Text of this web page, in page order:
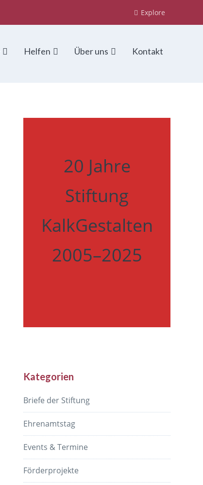
Explore
Helfen Über uns Kontakt
20 Jahre
Stiftung
KalkGestalten
2005–2025
Kategorien
Briefe der Stiftung
Ehrenamtstag
Events & Termine
Förderprojekte